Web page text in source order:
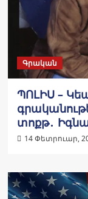
Գրական
ՊՈԼԻՍ –
տոքթ․
14 Փետրուար,